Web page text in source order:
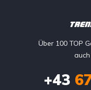
Über 100 TOP
+43